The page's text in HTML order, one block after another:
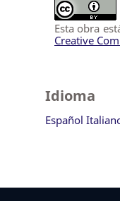
Esta obra
Creative
Idioma
Español